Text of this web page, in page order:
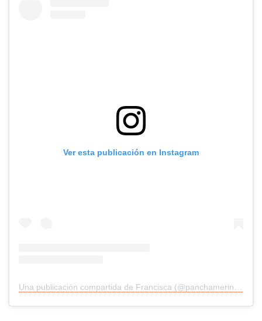
Ver esta publicación en Instagram
Una publicación compartida de Francisca (@panchamerino1)